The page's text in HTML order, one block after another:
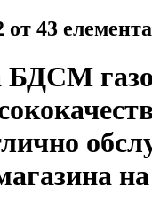
43 елемента
БДСМ